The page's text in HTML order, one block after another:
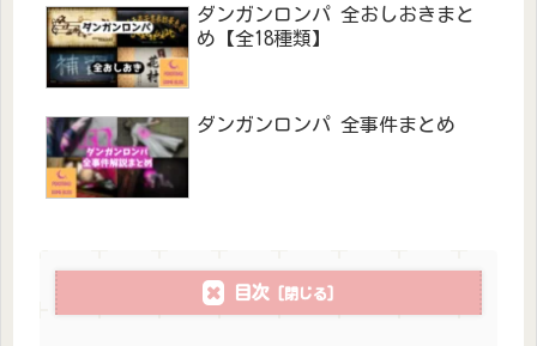
ダンガンロンパ 全おしおきまと
め【全18種類】
ダンガンロンパ 全事件まとめ
目次